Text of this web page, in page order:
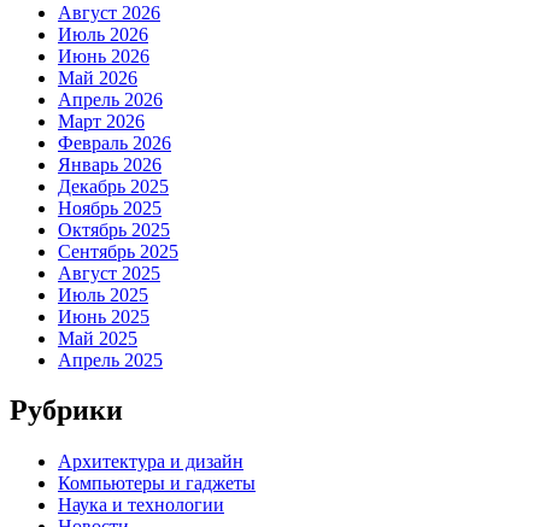
Август 2026
Июль 2026
Июнь 2026
Май 2026
Апрель 2026
Март 2026
Февраль 2026
Январь 2026
Декабрь 2025
Ноябрь 2025
Октябрь 2025
Сентябрь 2025
Август 2025
Июль 2025
Июнь 2025
Май 2025
Апрель 2025
Рубрики
Архитектура и дизайн
Компьютеры и гаджеты
Наука и технологии